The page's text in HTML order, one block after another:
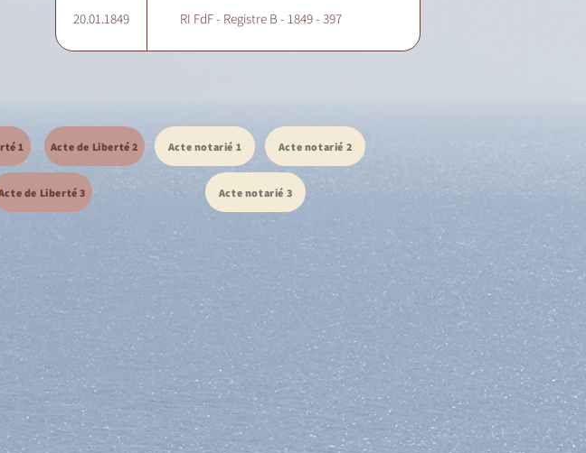
20.01.1849 RI FdF - Registre B - 1849 - 397
1 Acte de Liberté 2
de Liberté 3
Acte notarié 1 Acte notarié 2
Acte notarié 3